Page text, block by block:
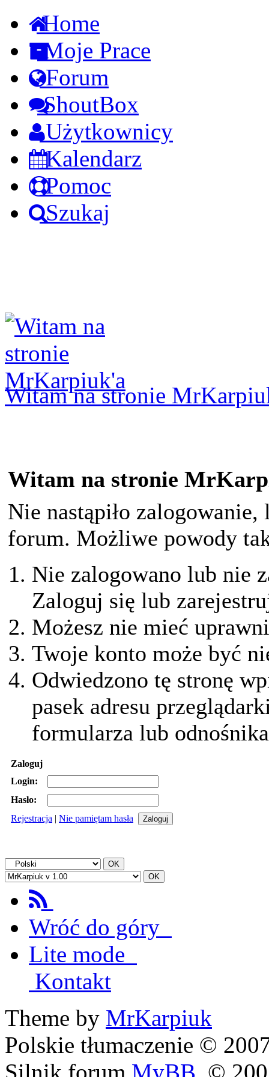
Home
Moje Prace
Forum
ShoutBox
Użytkownicy
Kalendarz
Pomoc
Szukaj
Witam na stronie
Witam na stronie
Nie nastąpiło
forum. Możliwe powody
Nie zalogowano lub nie
Zaloguj się lub
Możesz nie mieć
Twoje konto może być
Odwiedzono tę stronę
pasek adresu
formularza lub
Zaloguj
Login:
Hasło:
Rejestracja | Nie pamiętam hasła
Wróć do góry
Lite mode
Kontakt
Theme by MrKarpiuk
Polskie tłumaczenie ©